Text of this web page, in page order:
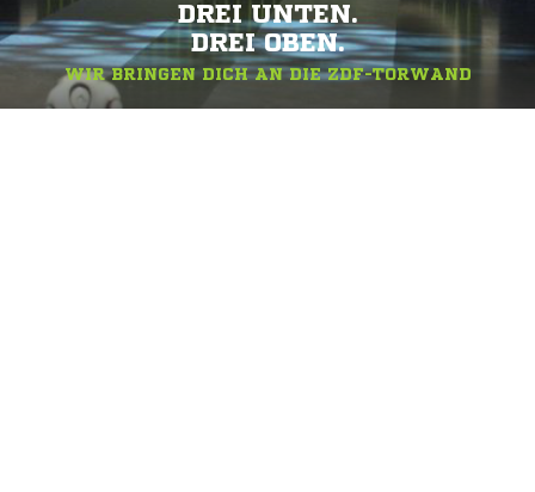
DREI UNTEN.
DREI OBEN.
WIR BRINGEN DICH AN DIE ZDF-TORWAND